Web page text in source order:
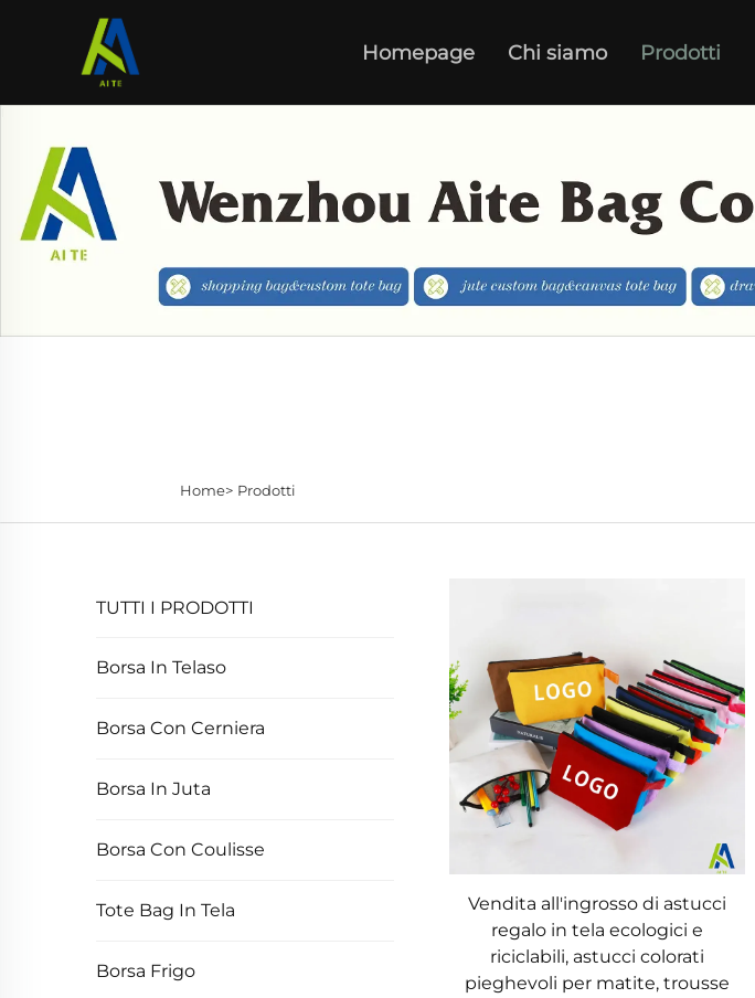
Homepage Chi siamo Prodotti
Home> Prodotti
TUTTI I PRODOTTI
Borsa In Telaso
Borsa Con Cerniera
Borsa In Juta
Borsa Con Coulisse
Tote Bag In Tela
Borsa Frigo
Vendita all'ingrosso di astucci
regalo in tela ecologici e
riciclabili, astucci colorati
pieghevoli per matite, trousse